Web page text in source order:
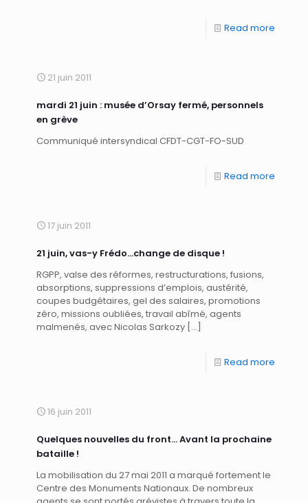
Read more
21 juin 2011
mardi 21 juin : musée d’Orsay fermé, personnels
en grève
Communiqué intersyndical CFDT-CGT-FO-SUD
Read more
17 juin 2011
21 juin, vas-y Frédo…change de disque !
RGPP, valse des réformes, restructurations, fusions,
absorptions, suppressions d’emplois, austérité,
coupes budgétaires, gel des salaires, promotions
zéro, missions oubliées, travail abîmé, agents
malmenés, avec Nicolas Sarkozy […]
Read more
16 juin 2011
Quelques nouvelles du front… Avant la prochaine
bataille !
La mobilisation du 27 mai 2011 a marqué fortement le
Centre des Monuments Nationaux. De nombreux